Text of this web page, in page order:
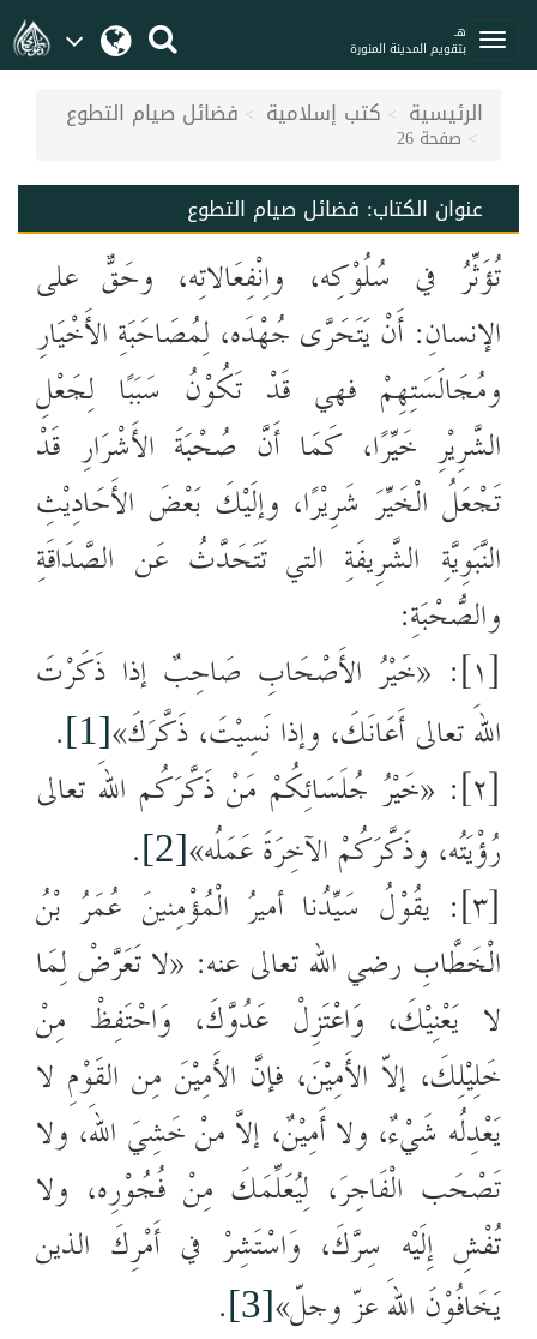
هـ
بتقويم المدينة المنورة
الرئيسية كتب إسلامية فضائل صيام التطوع
صفحة 26
عنوان الكتاب: فضائل صيام التطوع
تُؤَثِّرُ في سُلُوْكِه، واِنْفِعَالاتِه، وحَقٌّ على
الإنسانِ: أَنْ يَتَحَرَّى جُهْدَه، لِمُصَاحَبَةِ الأَخْيَارِ
ومُجَالَسَتِهِمْ فهي قَدْ تَكُوْنُ سَبَبًا لِجَعْلِ
الشَّرِيْرِ خَيِّرًا، كَمَا أَنَّ صُحْبَةَ الأَشْرَارِ قَدْ
تَجْعَلُ الْخَيِّرَ شَرِيْرًا، وإلَيْكَ بَعْضَ الأَحَادِيْثِ
النَّبَوِيَّةِ الشَّرِيفَةِ التي تَتَحَدَّثُ عَن الصَّدَاقَةِ
والصُّحْبَةِ:
[١]: «خَيْرُ الأَصْحَابِ صَاحِبٌ إذا ذَكَرْتَ
اللهَ تعالى أَعَانَكَ، وإذا نَسِيْتَ، ذَكَّرَكَ»[1]
.
[٢]: «خَيْرُ جُلَسَائِكُمْ مَنْ ذَكَّرَكُم اللهَ تعالى
رُؤْيَتُه، وذَكَّرَكُمْ الآخِرَةَ عَمَلُه»[2]
.
[٣]: يقُوْلُ سَيِّدُنا أميرُ الْمُؤْمِنينَ عُمَرُ بْنُ
الْخَطَّابِ رضي الله تعالى عنه: «لا تَعَرَّضْ لِمَا
لا يَعْنِيْكَ، وَاعْتَزِلْ عَدُوَّكَ، وَاحْتَفِظْ مِنْ
خَلِيْلِكَ، إلاّ الأَمِيْنَ، فإنَّ الأَمِيْنَ مِن القَوْمِ لا
يَعْدِلُه شَيْءٌ، ولا أَمِيْنٌ، إلاّ مَنْ خَشِيَ اللهَ، ولا
تَصْحَب الْفَاجِرَ، ليُعَلِّمَكَ مِنْ فُجُوْرِه، ولا
تُفْشِ إِلَيْه سِرَّكَ، وَاسْتَشِرْ في أَمْرِكَ الذين
يَخَافُوْنَ اللهَ عزّ وجلّ»[3]
.